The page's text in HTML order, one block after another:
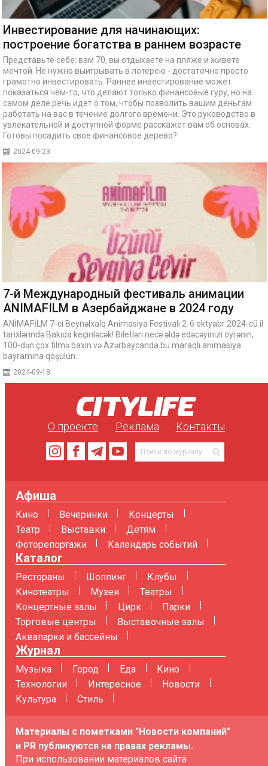
Инвестирование для начинающих:
построение богатства в раннем возрасте
Представьте себе: вам 70, вы отдыхаете на пляже и живете
мечтой. Не нужно выигрывать в лотерею - достаточно просто
грамотно инвестировать. Раннее инвестирование может
показаться чем-то, что делают только финансовые гуру, но на
самом деле речь идет о том, чтобы позволить вашим деньгам
работать на вас в течение долгого времени. Это руководство в
увлекательной и доступной форме расскажет вам об основах.
Готовы посадить свое финансовое дерево?
2024-09-23
7-й Международный фестиваль анимации
ANIMAFILM в Азербайджане в 2024 году
ANİMAFİLM 7-ci Beynəlxalq Animasiya Festivalı 2-6 oktyabr 2024-cü il
tarixlərində Bakıda keçiriləcək! Biletləri necə əldə edəcəyinizi öyrənin,
100-dən çox filmə baxın və Azərbaycanda bu maraqlı animasiya
bayramına qoşulun.
2024-09-18
О проекте Реклама Контакты
Афиша
Кино Вечеринки
Концерты
Театр
Выставки
Детям
Фоторепортажи
Календарь событий
Каталог
Рестораны Шоппинг
Клубы
Кинотеатры
Музеи
Театры
Концертные залы
Цирк
Парки
Торговые центры
Выставочные залы
Аквапарки и бассейны
Журнал
Музыка Город Еда
Кино
Технологии
Интересное
Новости
Культура
Стиль
Материалы с пометками "Новости компаний"
и PR публикуются на правах рекламы.
При использовании материалов сайта